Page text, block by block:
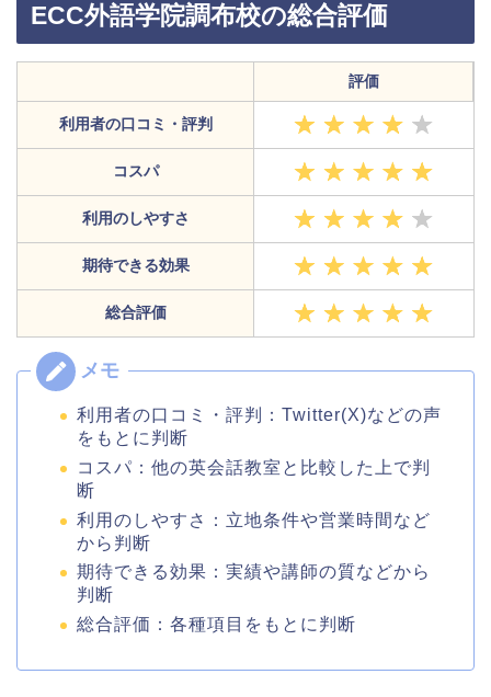
ECC外語学院調布校の総合評価
評価
利用者の口コミ・評判
コスパ
利用のしやすさ
期待できる効果
総合評価
利用者の口コミ・評判：Twitter(X)などの声
をもとに判断
コスパ：他の英会話教室と比較した上で判
断
利用のしやすさ：立地条件や営業時間など
から判断
期待できる効果：実績や講師の質などから
判断
総合評価：各種項目をもとに判断